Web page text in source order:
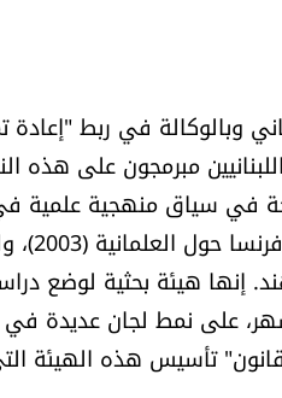
وبالوكالة في ربط
مبرمجون على هذه
ولجان عديدة في الهند. إنها هيئة
على نمط لجان عديدة
تأسيس هذه الهيئة